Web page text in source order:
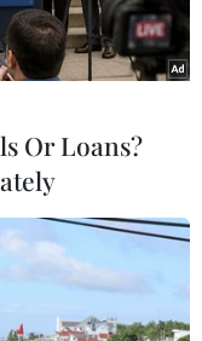
#Điểm thi
Or Loans?